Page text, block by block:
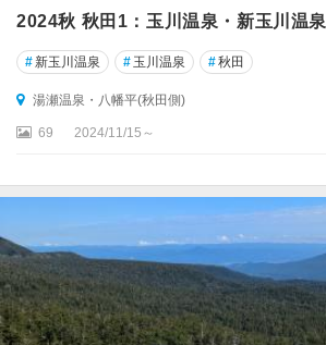
2024秋 秋田1：玉川温泉・新玉川温泉
#新玉川温泉 # 玉川温泉 #秋田
湯瀬温泉・八幡平(秋田側)
69 2024/11/15～